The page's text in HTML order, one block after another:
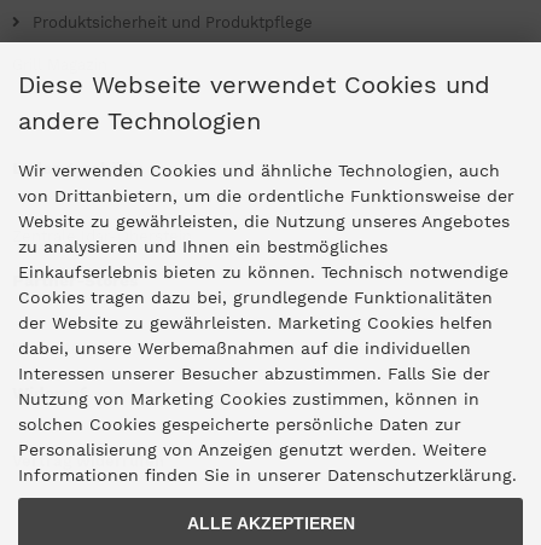
Produktsicherheit und Produktpflege
Ladengeschäfte
Zentrale Idar-Oberstein
Partner-Stores
"Deko 409" Bernkastel-Kues
Widerruf
Vertrag widerrufen
Diese Webseite verwendet Cookies und
andere Technologien
Wir verwenden Cookies und ähnliche Technologien, auch
von Drittanbietern, um die ordentliche Funktionsweise der
Website zu gewährleisten, die Nutzung unseres Angebotes
zu analysieren und Ihnen ein bestmögliches
Einkaufserlebnis bieten zu können. Technisch notwendige
Cookies tragen dazu bei, grundlegende Funktionalitäten
der Website zu gewährleisten. Marketing Cookies helfen
dabei, unsere Werbemaßnahmen auf die individuellen
Interessen unserer Besucher abzustimmen. Falls Sie der
Nutzung von Marketing Cookies zustimmen, können in
solchen Cookies gespeicherte persönliche Daten zur
Personalisierung von Anzeigen genutzt werden. Weitere
Informationen finden Sie in unserer Datenschutzerklärung.
ALLE AKZEPTIEREN